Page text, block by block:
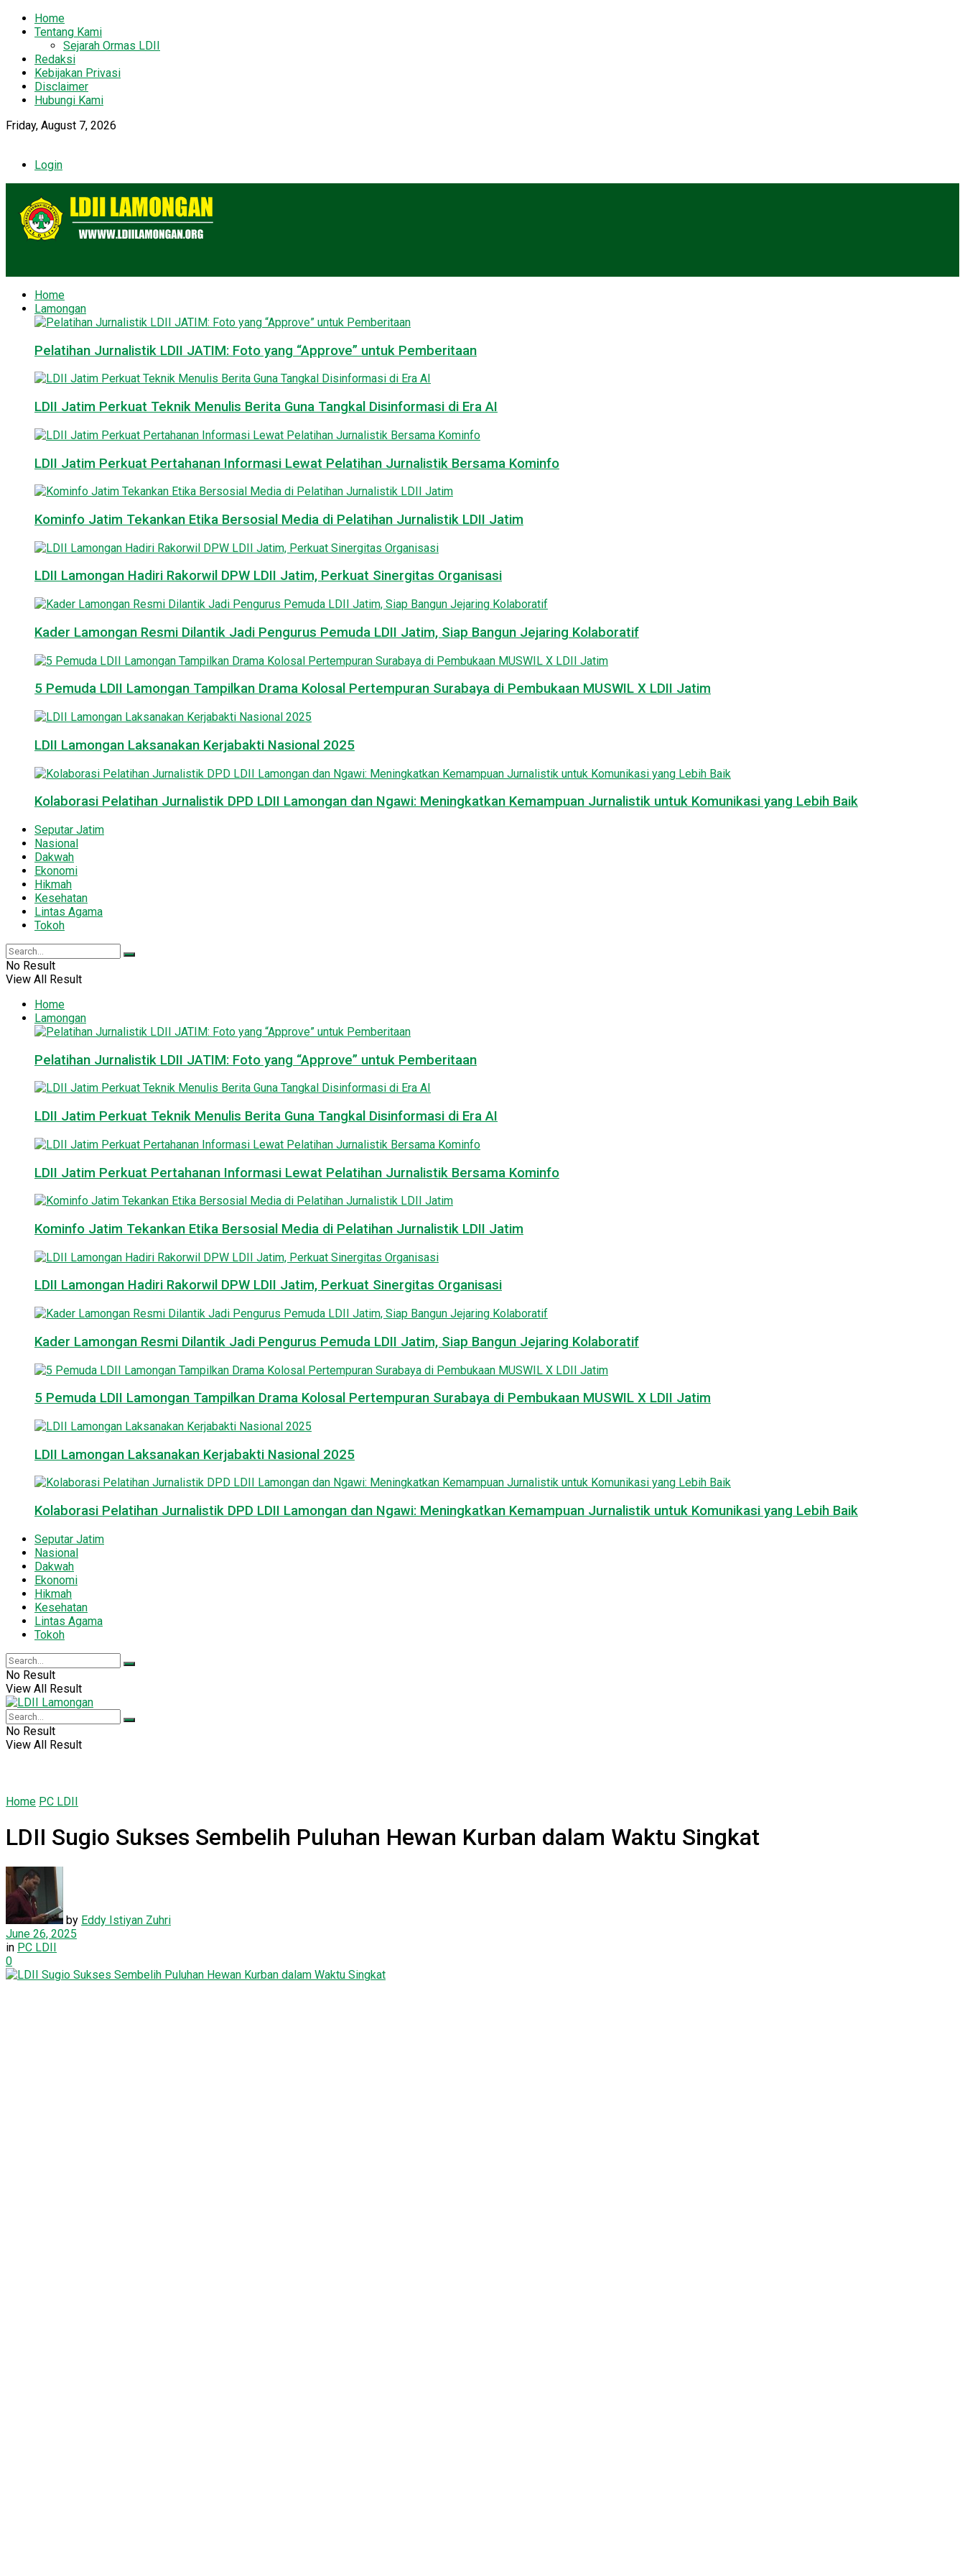
Home
Tentang Kami
Sejarah Ormas LDII
Redaksi
Kebijakan Privasi
Disclaimer
Hubungi Kami
Friday, August 7, 2026
Login
Home
Lamongan
Pelatihan Jurnalistik LDII JATIM: Foto yang “Approve” untuk Pemberitaan
LDII Jatim Perkuat Teknik Menulis Berita Guna Tangkal Disinformasi di Era AI
LDII Jatim Perkuat Pertahanan Informasi Lewat Pelatihan Jurnalistik Bersama Kominfo
Kominfo Jatim Tekankan Etika Bersosial Media di Pelatihan Jurnalistik LDII Jatim
LDII Lamongan Hadiri Rakorwil DPW LDII Jatim, Perkuat Sinergitas Organisasi
Kader Lamongan Resmi Dilantik Jadi Pengurus Pemuda LDII Jatim, Siap Bangun Jejaring Kolaboratif
5 Pemuda LDII Lamongan Tampilkan Drama Kolosal Pertempuran Surabaya di Pembukaan MUSWIL X LDII Jatim
LDII Lamongan Laksanakan Kerjabakti Nasional 2025
Kolaborasi Pelatihan Jurnalistik DPD LDII Lamongan dan Ngawi: Meningkatkan Kemampuan Jurnalistik untuk Komunikasi yang Lebih Baik
Seputar Jatim
Nasional
Dakwah
Ekonomi
Hikmah
Kesehatan
Lintas Agama
Tokoh
No Result
View All Result
Home
Lamongan
Pelatihan Jurnalistik LDII JATIM: Foto yang “Approve” untuk Pemberitaan
LDII Jatim Perkuat Teknik Menulis Berita Guna Tangkal Disinformasi di Era AI
LDII Jatim Perkuat Pertahanan Informasi Lewat Pelatihan Jurnalistik Bersama Kominfo
Kominfo Jatim Tekankan Etika Bersosial Media di Pelatihan Jurnalistik LDII Jatim
LDII Lamongan Hadiri Rakorwil DPW LDII Jatim, Perkuat Sinergitas Organisasi
Kader Lamongan Resmi Dilantik Jadi Pengurus Pemuda LDII Jatim, Siap Bangun Jejaring Kolaboratif
5 Pemuda LDII Lamongan Tampilkan Drama Kolosal Pertempuran Surabaya di Pembukaan MUSWIL X LDII Jatim
LDII Lamongan Laksanakan Kerjabakti Nasional 2025
Kolaborasi Pelatihan Jurnalistik DPD LDII Lamongan dan Ngawi: Meningkatkan Kemampuan Jurnalistik untuk Komunikasi yang Lebih Baik
Seputar Jatim
Nasional
Dakwah
Ekonomi
Hikmah
Kesehatan
Lintas Agama
Tokoh
No Result
View All Result
No Result
View All Result
Home PC LDII
LDII Sugio Sukses Sembelih Puluhan Hewan Kurban dalam Waktu Singkat
by Eddy Istiyan Zuhri
June 26, 2025
in PC LDII
0